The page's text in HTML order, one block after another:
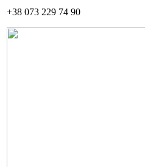
+38 073 229 74 90